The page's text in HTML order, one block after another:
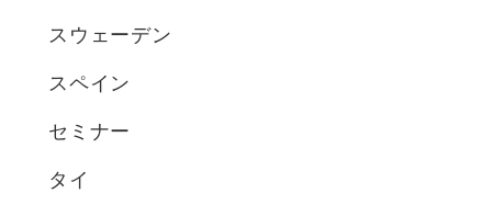
スウェーデン
スペイン
セミナー
タイ